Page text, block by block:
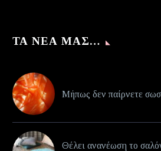
ΤΑ ΝΈΑ ΜΑΣ…
Μήπως δεν παίρνετε
Θέλει ανανέωση το